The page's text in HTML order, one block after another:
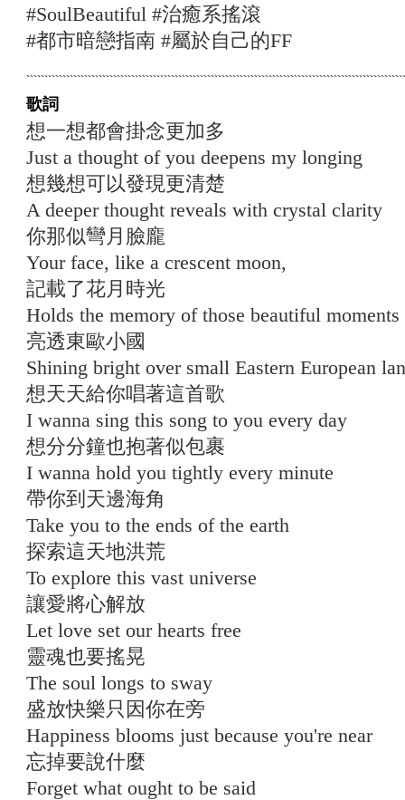
#SoulBeautiful #治癒系搖滾
#都市暗戀指南 #屬於自己的FF
歌詞
想一想都會掛念更加多
Just a thought of you deepens my longing
想幾想可以發現更清楚
A deeper thought reveals with crystal clarity
你那似彎月臉龐
Your face, like a crescent moon,
記載了花月時光
Holds the memory of those beautiful moments
亮透東歐小國
Shining bright over small Eastern European
想天天給你唱著這首歌
I wanna sing this song to you every day
想分分鐘也抱著似包裹
I wanna hold you tightly every minute
帶你到天邊海角
Take you to the ends of the earth
探索這天地洪荒
To explore this vast universe
讓愛將心解放
Let love set our hearts free
靈魂也要搖晃
The soul longs to sway
盛放快樂只因你在旁
Happiness blooms just because you're near
忘掉要說什麼
Forget what ought to be said